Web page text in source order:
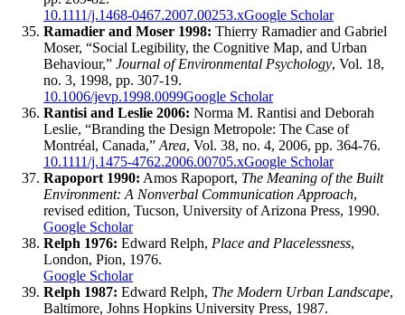
10.1111/j.1468-0467.2007.00253.xGoogle Scholar
Ramadier and Moser 1998: Thierry Ramadier and Gabriel
Moser, “Social Legibility, the Cognitive Map, and Urban
Behaviour,” Journal of Environmental Psychology, Vol. 18,
no. 3, 1998, pp. 307-19.
10.1006/jevp.1998.0099Google Scholar
Rantisi and Leslie 2006: Norma M. Rantisi and Deborah
Leslie, “Branding the Design Metropole: The Case of
Montréal, Canada,” Area, Vol. 38, no. 4, 2006, pp. 364-76.
10.1111/j.1475-4762.2006.00705.xGoogle Scholar
Rapoport 1990: Amos Rapoport, The Meaning of the Built
Environment: A Nonverbal Communication Approach,
revised edition, Tucson, University of Arizona Press, 1990.
Google Scholar
Relph 1976: Edward Relph, Place and Placelessness,
London, Pion, 1976.
Google Scholar
Relph 1987: Edward Relph, The Modern Urban Landscape,
Baltimore, Johns Hopkins University Press, 1987.